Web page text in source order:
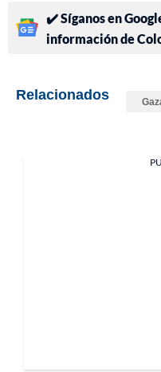
✔️ Síganos en
información de
Relacionados